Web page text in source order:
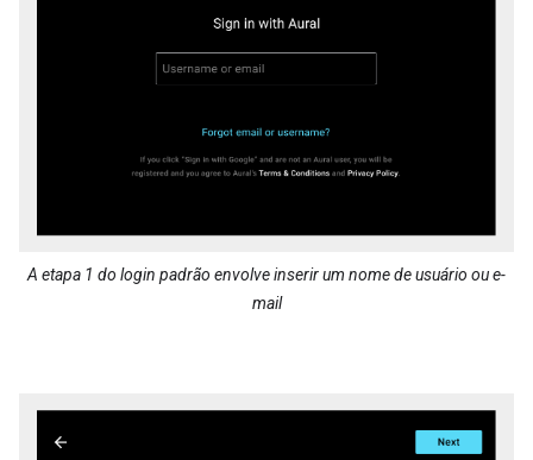
A etapa 1 do login padrão envolve inserir um nome de usuário ou e-
mail